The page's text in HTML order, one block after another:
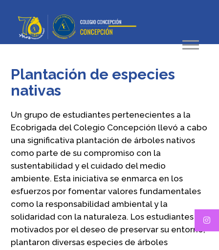
Plantación de especies
nativas
Un grupo de estudiantes pertenecientes a la
Ecobrigada del Colegio Concepción llevó a cabo
una significativa plantación de árboles nativos
como parte de su compromiso con la
sustentabilidad y el cuidado del medio
ambiente. Esta iniciativa se enmarca en los
esfuerzos por fomentar valores fundamentales
como la responsabilidad ambiental y la
solidaridad con la naturaleza. Los estudiantes
motivados por el deseo de preservar su entorno,
plantaron diversas especies de árboles